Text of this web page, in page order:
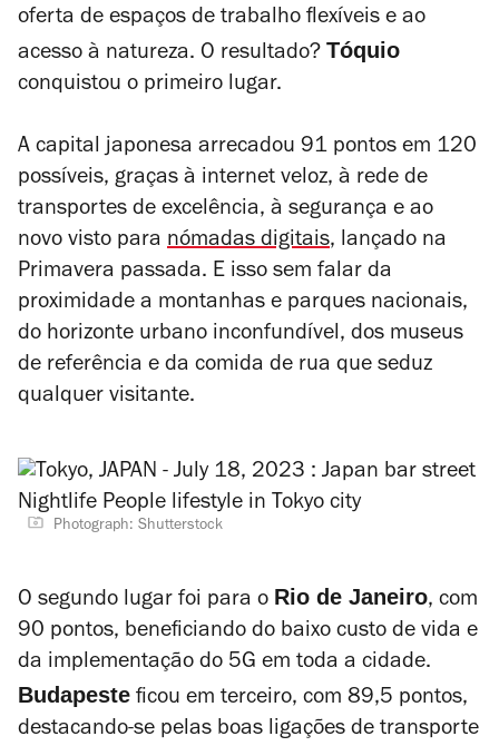
oferta de espaços de trabalho flexíveis e ao
acesso à natureza. O resultado? Tóquio
conquistou o primeiro lugar.
A capital japonesa arrecadou 91 pontos em 120
possíveis, graças à internet veloz, à rede de
transportes de excelência, à segurança e ao
novo visto para nómadas digitais, lançado na
Primavera passada. E isso sem falar da
proximidade a montanhas e parques nacionais,
do horizonte urbano inconfundível, dos museus
de referência e da comida de rua que seduz
qualquer visitante.
Photograph: Shutterstock
O segundo lugar foi para o Rio de Janeiro, com
90 pontos, beneficiando do baixo custo de vida e
da implementação do 5G em toda a cidade.
Budapeste ficou em terceiro, com 89,5 pontos,
destacando-se pelas boas ligações de transporte